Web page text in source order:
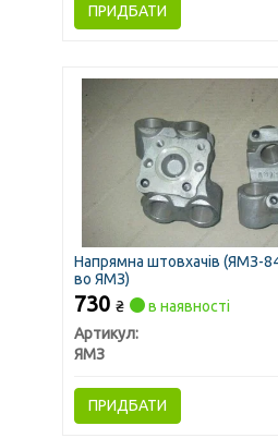
ПРИДБАТИ
Напрямна штовхачів (ЯМЗ-
во ЯМЗ)
730 ₴
в наявності
Артикул:
ЯМЗ
ПРИДБАТИ